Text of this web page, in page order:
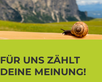
FÜR UNS ZÄHLT
DEINE MEINUNG!